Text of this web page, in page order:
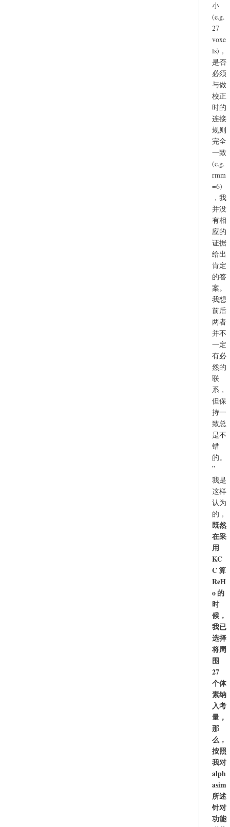
小
(e.g.
27
voxe
ls)，
是否
必须
与做
校正
时的
连接
规则
完全
一致
(e.g.
rmm
=6)
，我
并没
有相
应的
证据
给出
肯定
的答
案。
我想
前后
两者
并不
一定
有必
然的
联
系，
但保
持一
致总
是不
错
的。
”
我是
这样
认为
的，
既然
在采
用
KC
C 算
ReH
o 的
时
候，
我已
选择
将周
围
27
个体
素纳
入考
量，
那
么，
按照
我对
alph
asim
所述
针对
功能